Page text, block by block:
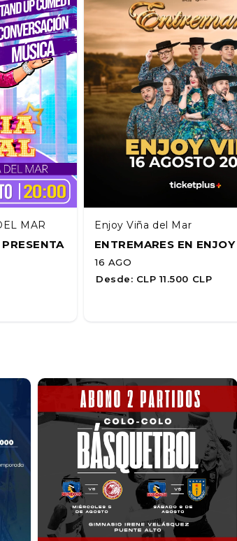
MAR Enjoy Viña del Mar
ENTREMARES EN
16 AGO
Desde: CLP 11.500 CLP